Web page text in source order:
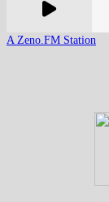
A Zeno.FM Station